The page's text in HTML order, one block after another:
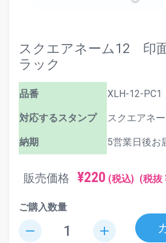
スクエアネーム12 印
ラック
品番 XLH-12-PC1
対応するスタンプ スクエアネ
納期 5営業日後お
販売価格 ¥220 (税込) (税抜
ご購入数量
remove add